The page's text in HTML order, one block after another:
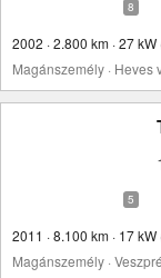
2002 · 2.800 km · 27
Magánszemély · Heves
2011 · 8.100 km · 17
Magánszemély ·